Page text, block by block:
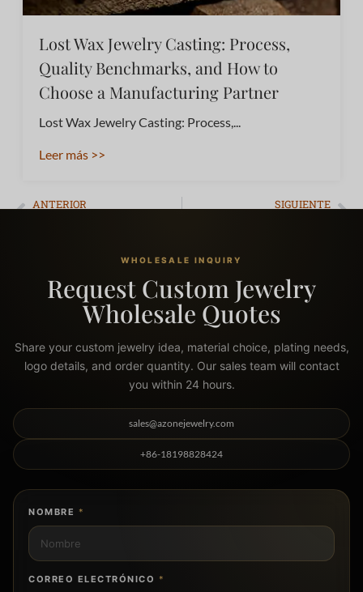
Lost Wax Jewelry Casting: Process,
Quality Benchmarks, and How to
Choose a Manufacturing Partner
Lost Wax Jewelry Casting: Process,...
Leer más >>
ANTERIOR SIGUIENTE
WHOLESALE INQUIRY
Request Custom Jewelry
Wholesale Quotes
Share your custom jewelry idea, material choice, plating needs,
logo details, and order quantity. Our sales team will contact
you within 24 hours.
sales@azonejewelry.com
+86-18198828424
NOMBRE *
CORREO ELECTRÓNICO *